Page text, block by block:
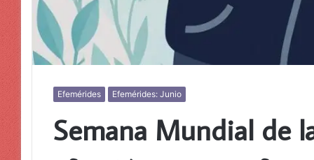
Efemérides Efemérides: Junio
Semana Mundial de